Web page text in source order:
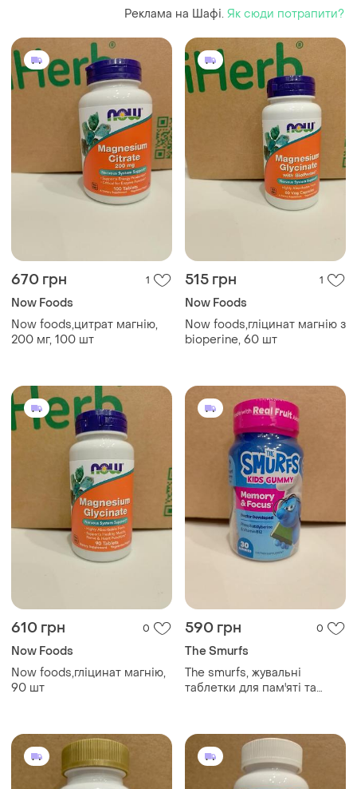
Реклама на Шафі. Як сюди потрапити?
670 грн 1
Now Foods
Now foods,цитрат магнію,
200 мг, 100 шт
515 грн 1
Now Foods
Now foods,гліцинат магнію з
bioperine, 60 шт
610 грн 0
Now Foods
Now foods,гліцинат магнію,
90 шт
590 грн 0
The Smurfs
The smurfs, жувальні
таблетки для пам'яті та